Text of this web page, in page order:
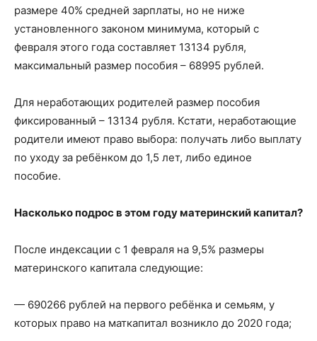
размере 40% средней зарплаты, но не ниже
установленного законом минимума, который с
февраля этого года составляет 13134 рубля,
максимальный размер пособия – 68995 рублей.
Для неработающих родителей размер пособия
фиксированный – 13134 рубля. Кстати, неработающие
родители имеют право выбора: получать либо выплату
по уходу за ребёнком до 1,5 лет, либо единое
пособие.
Насколько подрос в этом году материнский капитал?
После индексации с 1 февраля на 9,5% размеры
материнского капитала следующие:
— 690266 рублей на первого ребёнка и семьям, у
которых право на маткапитал возникло до 2020 года;